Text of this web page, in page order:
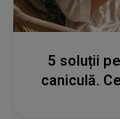
5 soluții
caniculă.